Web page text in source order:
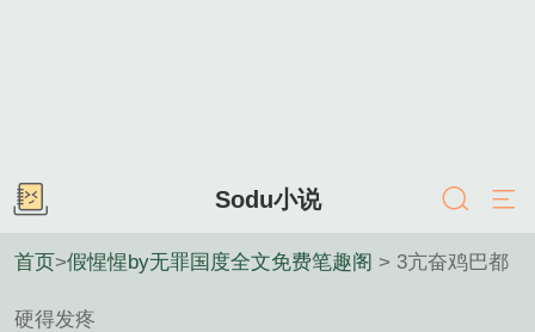
Sodu小说
首页>假惺惺by无罪国度全文免费笔趣阁 > 3亢奋鸡巴都
硬得发疼